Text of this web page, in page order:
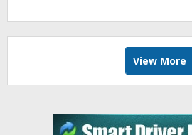
View More